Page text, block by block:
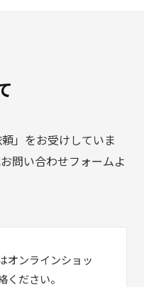
」をお受けしていま
問い合わせフォームよ
オンラインショッ
ださい。